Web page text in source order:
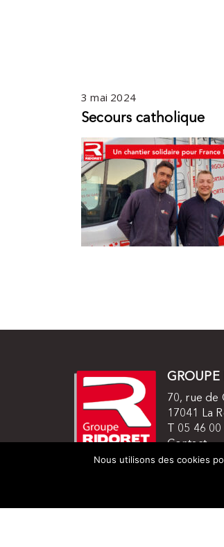
3 mai 2024
Secours catholique
GROUPE
70, rue de
17041 La
T 05 46 00
Contact
Mentions
Nous utilisons des cookies